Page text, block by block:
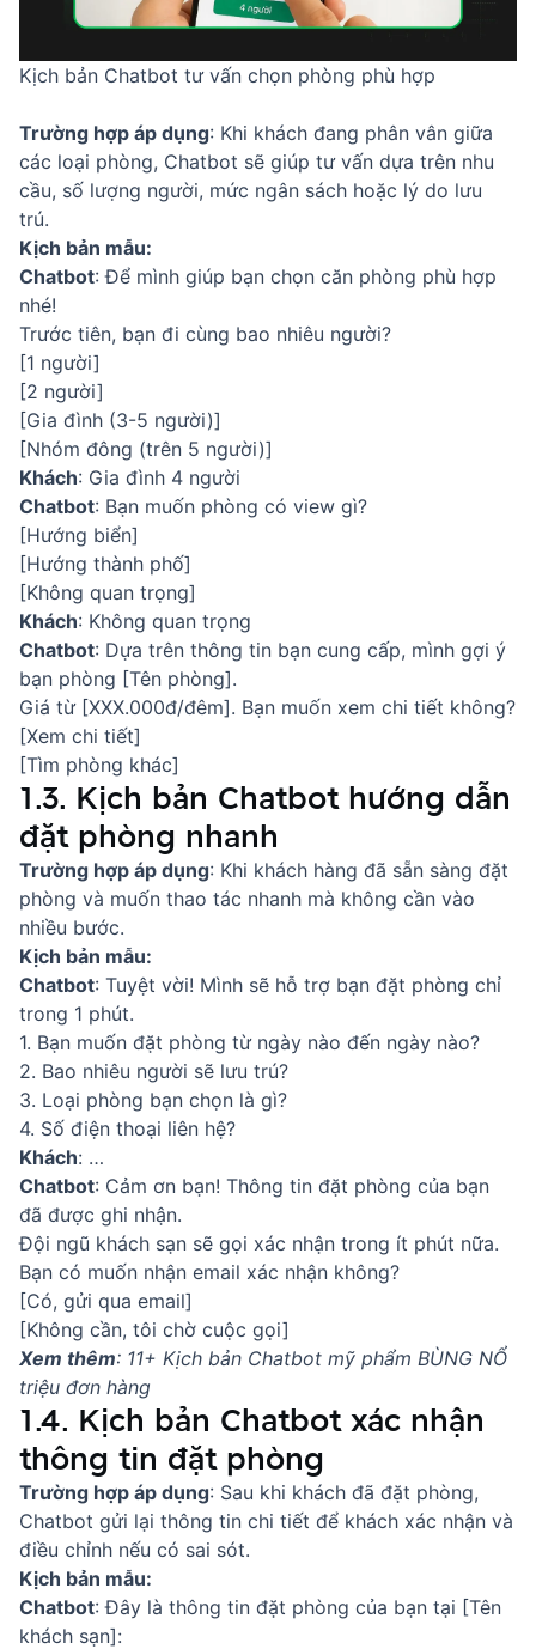
Kịch bản Chatbot tư vấn chọn phòng phù hợp
Trường hợp áp dụng: Khi khách đang phân vân giữa
các loại phòng, Chatbot sẽ giúp tư vấn dựa trên nhu
cầu, số lượng người, mức ngân sách hoặc lý do lưu
trú.
Kịch bản mẫu:
Chatbot: Để mình giúp bạn chọn căn phòng phù hợp
nhé!
Trước tiên, bạn đi cùng bao nhiêu người?
[1 người]
[2 người]
[Gia đình (3-5 người)]
[Nhóm đông (trên 5 người)]
Khách: Gia đình 4 người
Chatbot: Bạn muốn phòng có view gì?
[Hướng biển]
[Hướng thành phố]
[Không quan trọng]
Khách: Không quan trọng
Chatbot: Dựa trên thông tin bạn cung cấp, mình gợi ý
bạn phòng [Tên phòng].
Giá từ [XXX.000đ/đêm]. Bạn muốn xem chi tiết không?
[Xem chi tiết]
[Tìm phòng khác]
1.3. Kịch bản Chatbot hướng dẫn
đặt phòng nhanh
Trường hợp áp dụng: Khi khách hàng đã sẵn sàng đặt
phòng và muốn thao tác nhanh mà không cần vào
nhiều bước.
Kịch bản mẫu:
Chatbot: Tuyệt vời! Mình sẽ hỗ trợ bạn đặt phòng chỉ
trong 1 phút.
1. Bạn muốn đặt phòng từ ngày nào đến ngày nào?
2. Bao nhiêu người sẽ lưu trú?
3. Loại phòng bạn chọn là gì?
4. Số điện thoại liên hệ?
Khách: …
Chatbot: Cảm ơn bạn! Thông tin đặt phòng của bạn
đã được ghi nhận.
Đội ngũ khách sạn sẽ gọi xác nhận trong ít phút nữa.
Bạn có muốn nhận email xác nhận không?
[Có, gửi qua email]
[Không cần, tôi chờ cuộc gọi]
Xem thêm: 11+ Kịch bản Chatbot mỹ phẩm BÙNG NỔ
triệu đơn hàng
1.4. Kịch bản Chatbot xác nhận
thông tin đặt phòng
Trường hợp áp dụng: Sau khi khách đã đặt phòng,
Chatbot gửi lại thông tin chi tiết để khách xác nhận và
điều chỉnh nếu có sai sót.
Kịch bản mẫu:
Chatbot: Đây là thông tin đặt phòng của bạn tại [Tên
khách sạn]: